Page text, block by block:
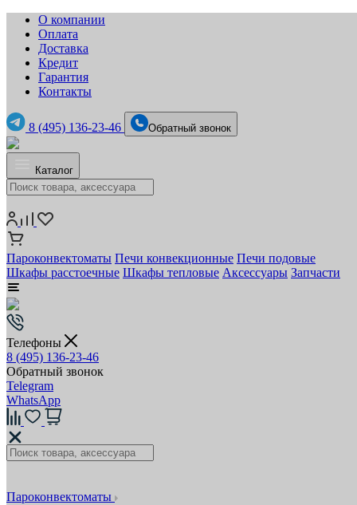
О компании
Оплата
Доставка
Кредит
Гарантия
Контакты
8 (495) 136-23-46 Обратный звонок
Каталог
Пароконвектоматы Печи конвекционные Печи подовые
Шкафы расстоечные Шкафы тепловые Аксессуары Запчасти
Телефоны
8 (495) 136-23-46
Обратный звонок
Telegram
WhatsApp
Пароконвектоматы